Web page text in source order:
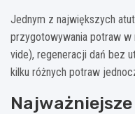
Jednym z największych
przygotowywania potraw w
vide), regeneracji dań bez
kilku różnych potraw